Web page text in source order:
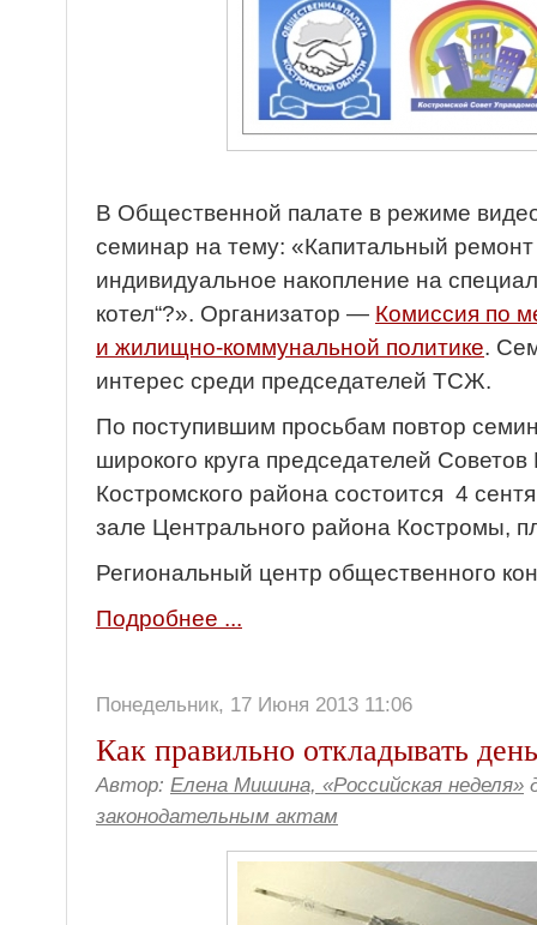
В Общественной палате в режиме
семинар на тему: «Капитальный
индивидуальное накопление на
котел“?». Организатор — Комиссия по
и жилищно-коммунальной политике.
интерес среди председателей ТСЖ.
По поступившим просьбам повтор
широкого круга председателей
Костромского района состоится 4
зале Центрального района Костромы,
Региональный центр общественного
Подробнее ...
Понедельник, 17 Июня 2013 11:06
Как правильно откладывать
Автор: Елена Мишина, «Российская неделя»
законодательным актам